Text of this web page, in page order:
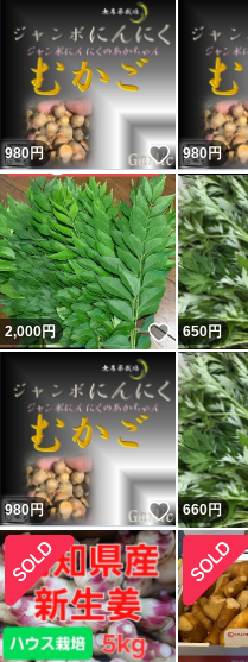
980円 いいね！
980円
2,000円 いいね！
650円
980円 いいね！
660円